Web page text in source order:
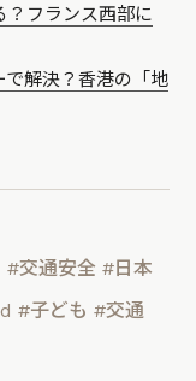
？フランス西部に
で解決？香港の「地
#交通安全 #日本
#子ども #交通